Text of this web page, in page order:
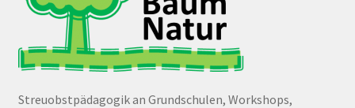
Streuobstpädagogik an Grundschulen, Workshops,